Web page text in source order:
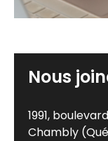
Nous
1991,
Chambly